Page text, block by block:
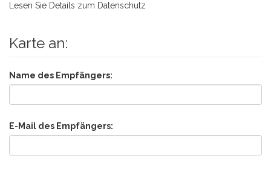
Lesen Sie Details zum Datenschutz
Karte an:
Name des Empfängers:
E-Mail des Empfängers: